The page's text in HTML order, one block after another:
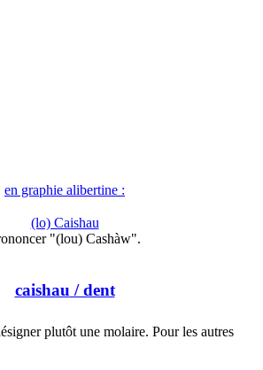
en graphie alibertine :
(lo) Caishau
"(lou) Cashàw".
caishau / dent
plutôt une molaire. Pour les autres